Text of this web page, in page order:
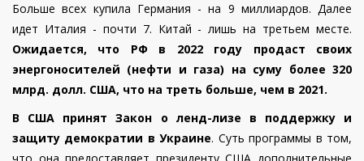
Больше всех купила Германия - на 9 миллиардов. Далее
идет Италия - почти 7. Китай - лишь на третьем месте.
Ожидается, что РФ в 2022 году продаст своих
энергоносителей (нефти и газа) на суму более 320
млрд. долл. США, что на треть больше, чем в 2021.
В США принят Закон о ленд-лизе в поддержку и
защиту демократии в Украине. Суть программы в том,